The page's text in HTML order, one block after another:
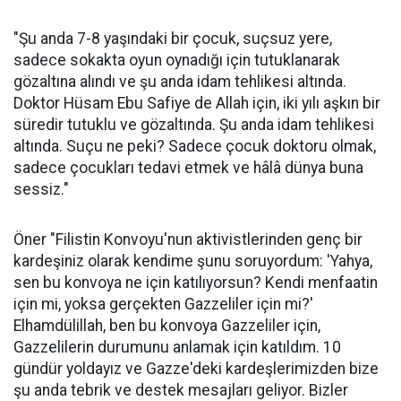
"Şu anda 7-8 yaşındaki bir çocuk, suçsuz yere,
sadece sokakta oyun oynadığı için tutuklanarak
gözaltına alındı ve şu anda idam tehlikesi altında.
Doktor Hüsam Ebu Safiye de Allah için, iki yılı aşkın bir
süredir tutuklu ve gözaltında. Şu anda idam tehlikesi
altında. Suçu ne peki? Sadece çocuk doktoru olmak,
sadece çocukları tedavi etmek ve hâlâ dünya buna
sessiz."
Öner "Filistin Konvoyu'nun aktivistlerinden genç bir
kardeşiniz olarak kendime şunu soruyordum: 'Yahya,
sen bu konvoya ne için katılıyorsun? Kendi menfaatin
için mi, yoksa gerçekten Gazzeliler için mi?'
Elhamdülillah, ben bu konvoya Gazzeliler için,
Gazzelilerin durumunu anlamak için katıldım. 10
gündür yoldayız ve Gazze'deki kardeşlerimizden bize
şu anda tebrik ve destek mesajları geliyor. Bizler